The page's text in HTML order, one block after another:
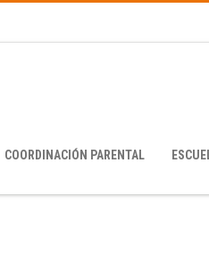
COORDINACIÓN PARENTAL